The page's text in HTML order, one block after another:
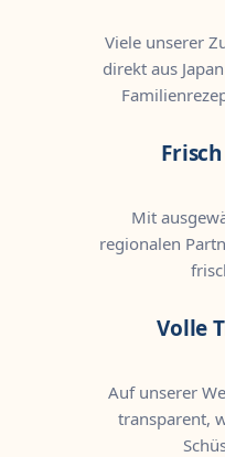
Viele unserer
direkt aus
Mit
regionalen
Volle
Auf unserer
transparent,